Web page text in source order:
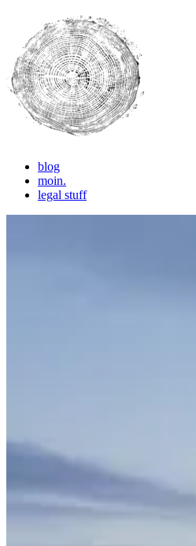
LET'S CREATE !
pictures, thoughts, ideas
blog
moin.
legal stuff